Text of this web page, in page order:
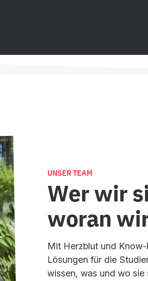
UNSER TEAM
Wer wir
woran
Mit Herzblut und
Lösungen für die
wissen, was und wo